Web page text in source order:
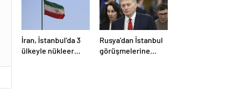
İran, İstanbul’da 3
ülkeyle nükleer
Rusya’dan İstanbul
görüşmelerine